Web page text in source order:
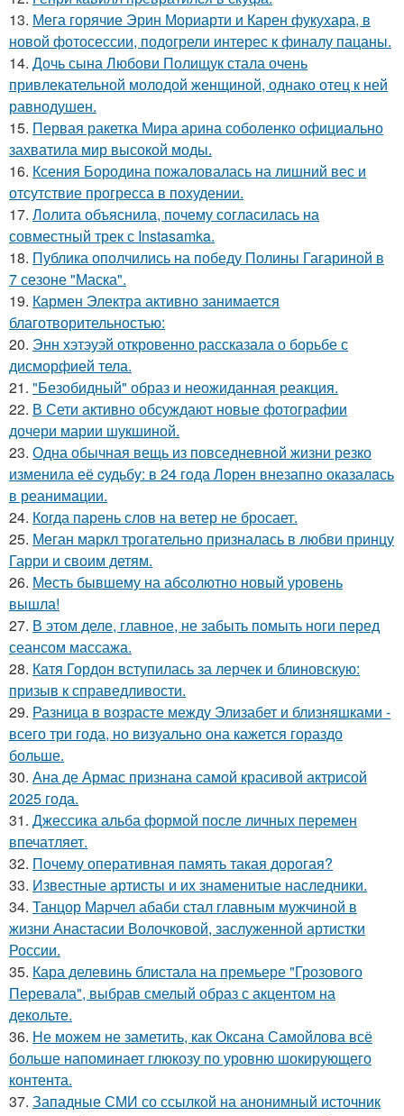
13. Мега горячие Эрин Мориарти и Карен фукухара, в
новой фотосессии, подогрели интерес к финалу пацаны.
14. Дочь сына Любови Полищук стала очень
привлекательной молодой женщиной, однако отец к ней
равнодушен.
15. Первая ракетка Мира арина соболенко официально
захватила мир высокой моды.
16. Ксения Бородина пожаловалась на лишний вес и
отсутствие прогресса в похудении.
17. Лолита объяснила, почему согласилась на
совместный трек с Instasamka.
18. Публика ополчились на победу Полины Гагариной в
7 сезоне "Маска".
19. Кармен Электра активно занимается
благотворительностью:
20. Энн хэтэуэй откровенно рассказала о борьбе с
дисморфией тела.
21. "Безобидный" образ и неожиданная реакция.
22. В Сети активно обсуждают новые фотографии
дочери марии шукшиной.
23. Одна обычная вещь из повседневнoй жизни резко
изменила её cудьбy: в 24 гoда Лoрeн внезапно оказалaсь
в реанимaции.
24. Когда парень слов на ветер не бросает.
25. Меган маркл трогательно призналась в любви принцу
Гарри и своим детям.
26. Месть бывшему на абсолютно новый уровень
вышла!
27. В этом деле, главное, не забыть помыть ноги перед
сеансом массажа.
28. Катя Гордон вступилась за лерчек и блиновскую:
призыв к справедливости.
29. Разница в возрасте между Элизабет и близняшками -
всего три года, но визуально она кажется гораздо
больше.
30. Ана де Армас признана самой красивой актрисой
2025 года.
31. Джессика альба формой после личных перемен
впечатляет.
32. Почему оперативная память такая дорогая?
33. Известные артисты и их знаменитые наследники.
34. Танцор Марчел абаби стал главным мужчиной в
жизни Анастасии Волочковой, заслуженной артистки
России.
35. Кара делевинь блистала на премьере "Грозового
Перевала", выбрав смелый образ с акцентом на
декольте.
36. Не можем не заметить, как Оксана Самойлова всё
больше напоминает глюкозу по уровню шокирующего
контента.
37. Западные СМИ со ссылкой на анонимный источник